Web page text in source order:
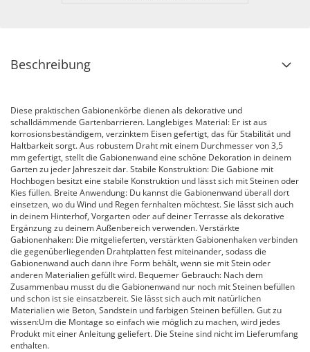
Beschreibung
Diese praktischen Gabionenkörbe dienen als dekorative und
schalldämmende Gartenbarrieren. Langlebiges Material: Er ist aus
korrosionsbeständigem, verzinktem Eisen gefertigt, das für Stabilität und
Haltbarkeit sorgt. Aus robustem Draht mit einem Durchmesser von 3,5
mm gefertigt, stellt die Gabionenwand eine schöne Dekoration in deinem
Garten zu jeder Jahreszeit dar. Stabile Konstruktion: Die Gabione mit
Hochbogen besitzt eine stabile Konstruktion und lässt sich mit Steinen oder
Kies füllen. Breite Anwendung: Du kannst die Gabionenwand überall dort
einsetzen, wo du Wind und Regen fernhalten möchtest. Sie lässt sich auch
in deinem Hinterhof, Vorgarten oder auf deiner Terrasse als dekorative
Ergänzung zu deinem Außenbereich verwenden. Verstärkte
Gabionenhaken: Die mitgelieferten, verstärkten Gabionenhaken verbinden
die gegenüberliegenden Drahtplatten fest miteinander, sodass die
Gabionenwand auch dann ihre Form behält, wenn sie mit Stein oder
anderen Materialien gefüllt wird. Bequemer Gebrauch: Nach dem
Zusammenbau musst du die Gabionenwand nur noch mit Steinen befüllen
und schon ist sie einsatzbereit. Sie lässt sich auch mit natürlichen
Materialien wie Beton, Sandstein und farbigen Steinen befüllen. Gut zu
wissen:Um die Montage so einfach wie möglich zu machen, wird jedes
Produkt mit einer Anleitung geliefert. Die Steine sind nicht im Lieferumfang
enthalten.